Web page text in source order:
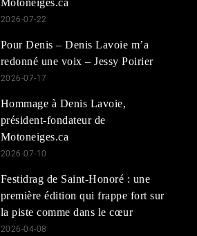
Motoneiges.ca
2026-07-22
Pour Denis – Denis Lavoie m’a
redonné une voix – Jessy Poirier
2026-07-17
Hommage à Denis Lavoie,
président-fondateur de
Motoneiges.ca
2026-07-10
Festidrag de Saint-Honoré : une
première édition qui frappe fort sur
la piste comme dans le cœur
2026-04-08